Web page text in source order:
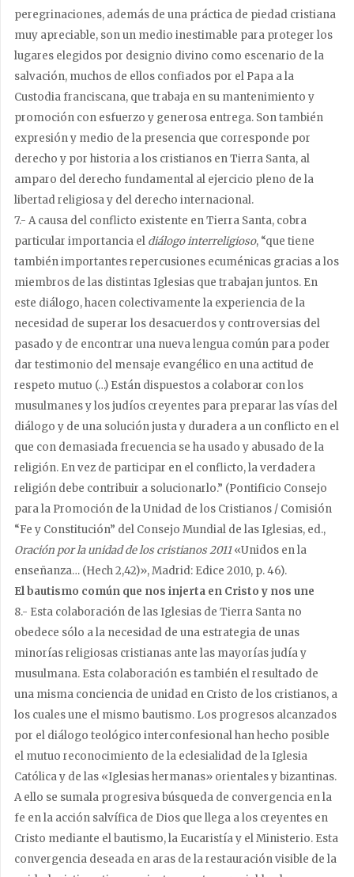
peregrinaciones, además de una práctica de piedad cristiana
muy apreciable, son un medio inestimable para proteger los
lugares elegidos por designio divino como escenario de la
salvación, muchos de ellos confiados por el Papa a la
Custodia franciscana, que trabaja en su mantenimiento y
promoción con esfuerzo y generosa entrega. Son también
expresión y medio de la presencia que corresponde por
derecho y por historia a los cristianos en Tierra Santa, al
amparo del derecho fundamental al ejercicio pleno de la
libertad religiosa y del derecho internacional.
7.- A causa del conflicto existente en Tierra Santa, cobra
particular importancia el diálogo interreligioso, “que tiene
también importantes repercusiones ecuménicas gracias a los
miembros de las distintas Iglesias que trabajan juntos. En
este diálogo, hacen colectivamente la experiencia de la
necesidad de superar los desacuerdos y controversias del
pasado y de encontrar una nueva lengua común para poder
dar testimonio del mensaje evangélico en una actitud de
respeto mutuo (…) Están dispuestos a colaborar con los
musulmanes y los judíos creyentes para preparar las vías del
diálogo y de una solución justa y duradera a un conflicto en el
que con demasiada frecuencia se ha usado y abusado de la
religión. En vez de participar en el conflicto, la verdadera
religión debe contribuir a solucionarlo.” (Pontificio Consejo
para la Promoción de la Unidad de los Cristianos / Comisión
“Fe y Constitución” del Consejo Mundial de las Iglesias, ed.,
Oración por la unidad de los cristianos 2011«Unidos en la
enseñanza… (Hech 2,42)», Madrid: Edice 2010, p. 46).
El bautismo común que nos injerta en Cristo y nos une
8.- Esta colaboración de las Iglesias de Tierra Santa no
obedece sólo a la necesidad de una estrategia de unas
minorías religiosas cristianas ante las mayorías judía y
musulmana. Esta colaboración es también el resultado de
una misma conciencia de unidad en Cristo de los cristianos, a
los cuales une el mismo bautismo. Los progresos alcanzados
por el diálogo teológico interconfesional han hecho posible
el mutuo reconocimiento de la eclesialidad de la Iglesia
Católica y de las «Iglesias hermanas» orientales y bizantinas.
A ello se sumala progresiva búsqueda de convergencia en la
fe en la acción salvífica de Dios que llega a los creyentes en
Cristo mediante el bautismo, la Eucaristía y el Ministerio. Esta
convergencia deseada en aras de la restauración visible de la